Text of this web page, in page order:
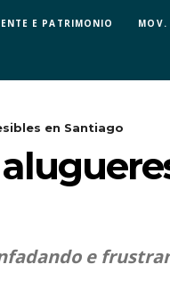
E PATRIMONIO MOV.
en Santiago
e